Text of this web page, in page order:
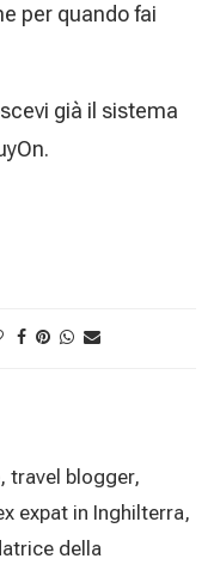
per quando fai
già il sistema
travel blogger,
expat in Inghilterra,
della